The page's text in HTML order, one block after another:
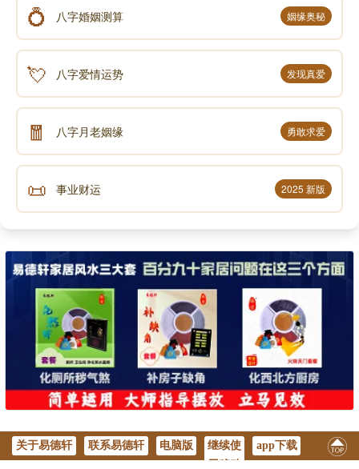
💍 八字婚姻测算 姻缘奥秘
💘 八字爱情运势 发现真爱
🧧 八字月老姻缘 勇敢求爱
📜 事业财运 2025 新版
关于易德轩 联系易德轩 电脑版
继续使
app下载